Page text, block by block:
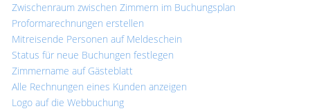
Zwischenraum zwischen Zimmern im Buchungsplan
Proformarechnungen erstellen
Mitreisende Personen auf Meldeschein
Status für neue Buchungen festlegen
Zimmername auf Gästeblatt
Alle Rechnungen eines Kunden anzeigen
Logo auf die Webbuchung